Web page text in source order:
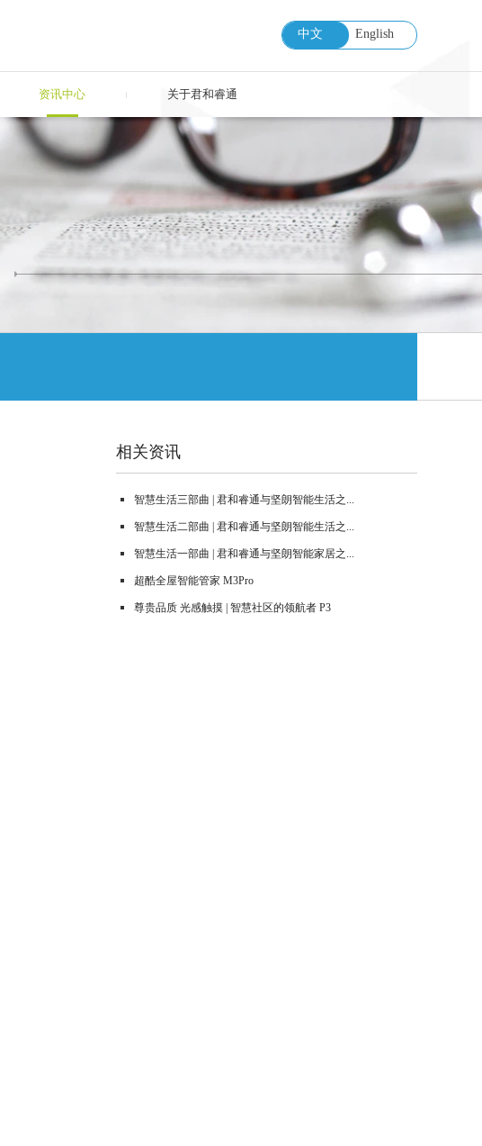
中文 English
资讯中心 关于君和睿通
相关资讯
智慧生活三部曲 | 君和睿通与坚朗智能生活之...
智慧生活二部曲 | 君和睿通与坚朗智能生活之...
智慧生活一部曲 | 君和睿通与坚朗智能家居之...
超酷全屋智能管家 M3Pro
尊贵品质 光感触摸 | 智慧社区的领航者 P3